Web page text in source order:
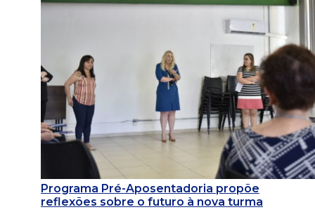
Programa Pré-Aposentadoria propõe
reflexões sobre o futuro à nova turma